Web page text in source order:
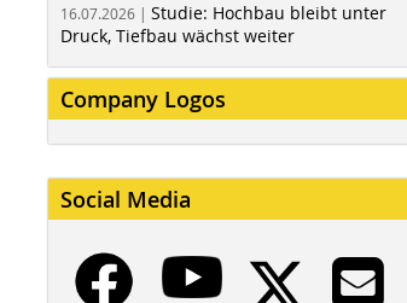
16.07.2026 | Studie: Hochbau bleibt unter
Druck, Tiefbau wächst weiter
Company Logos
Social Media